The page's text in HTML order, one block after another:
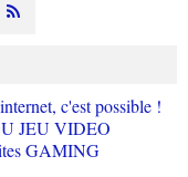
c'est possible !
JEU VIDEO
GAMING